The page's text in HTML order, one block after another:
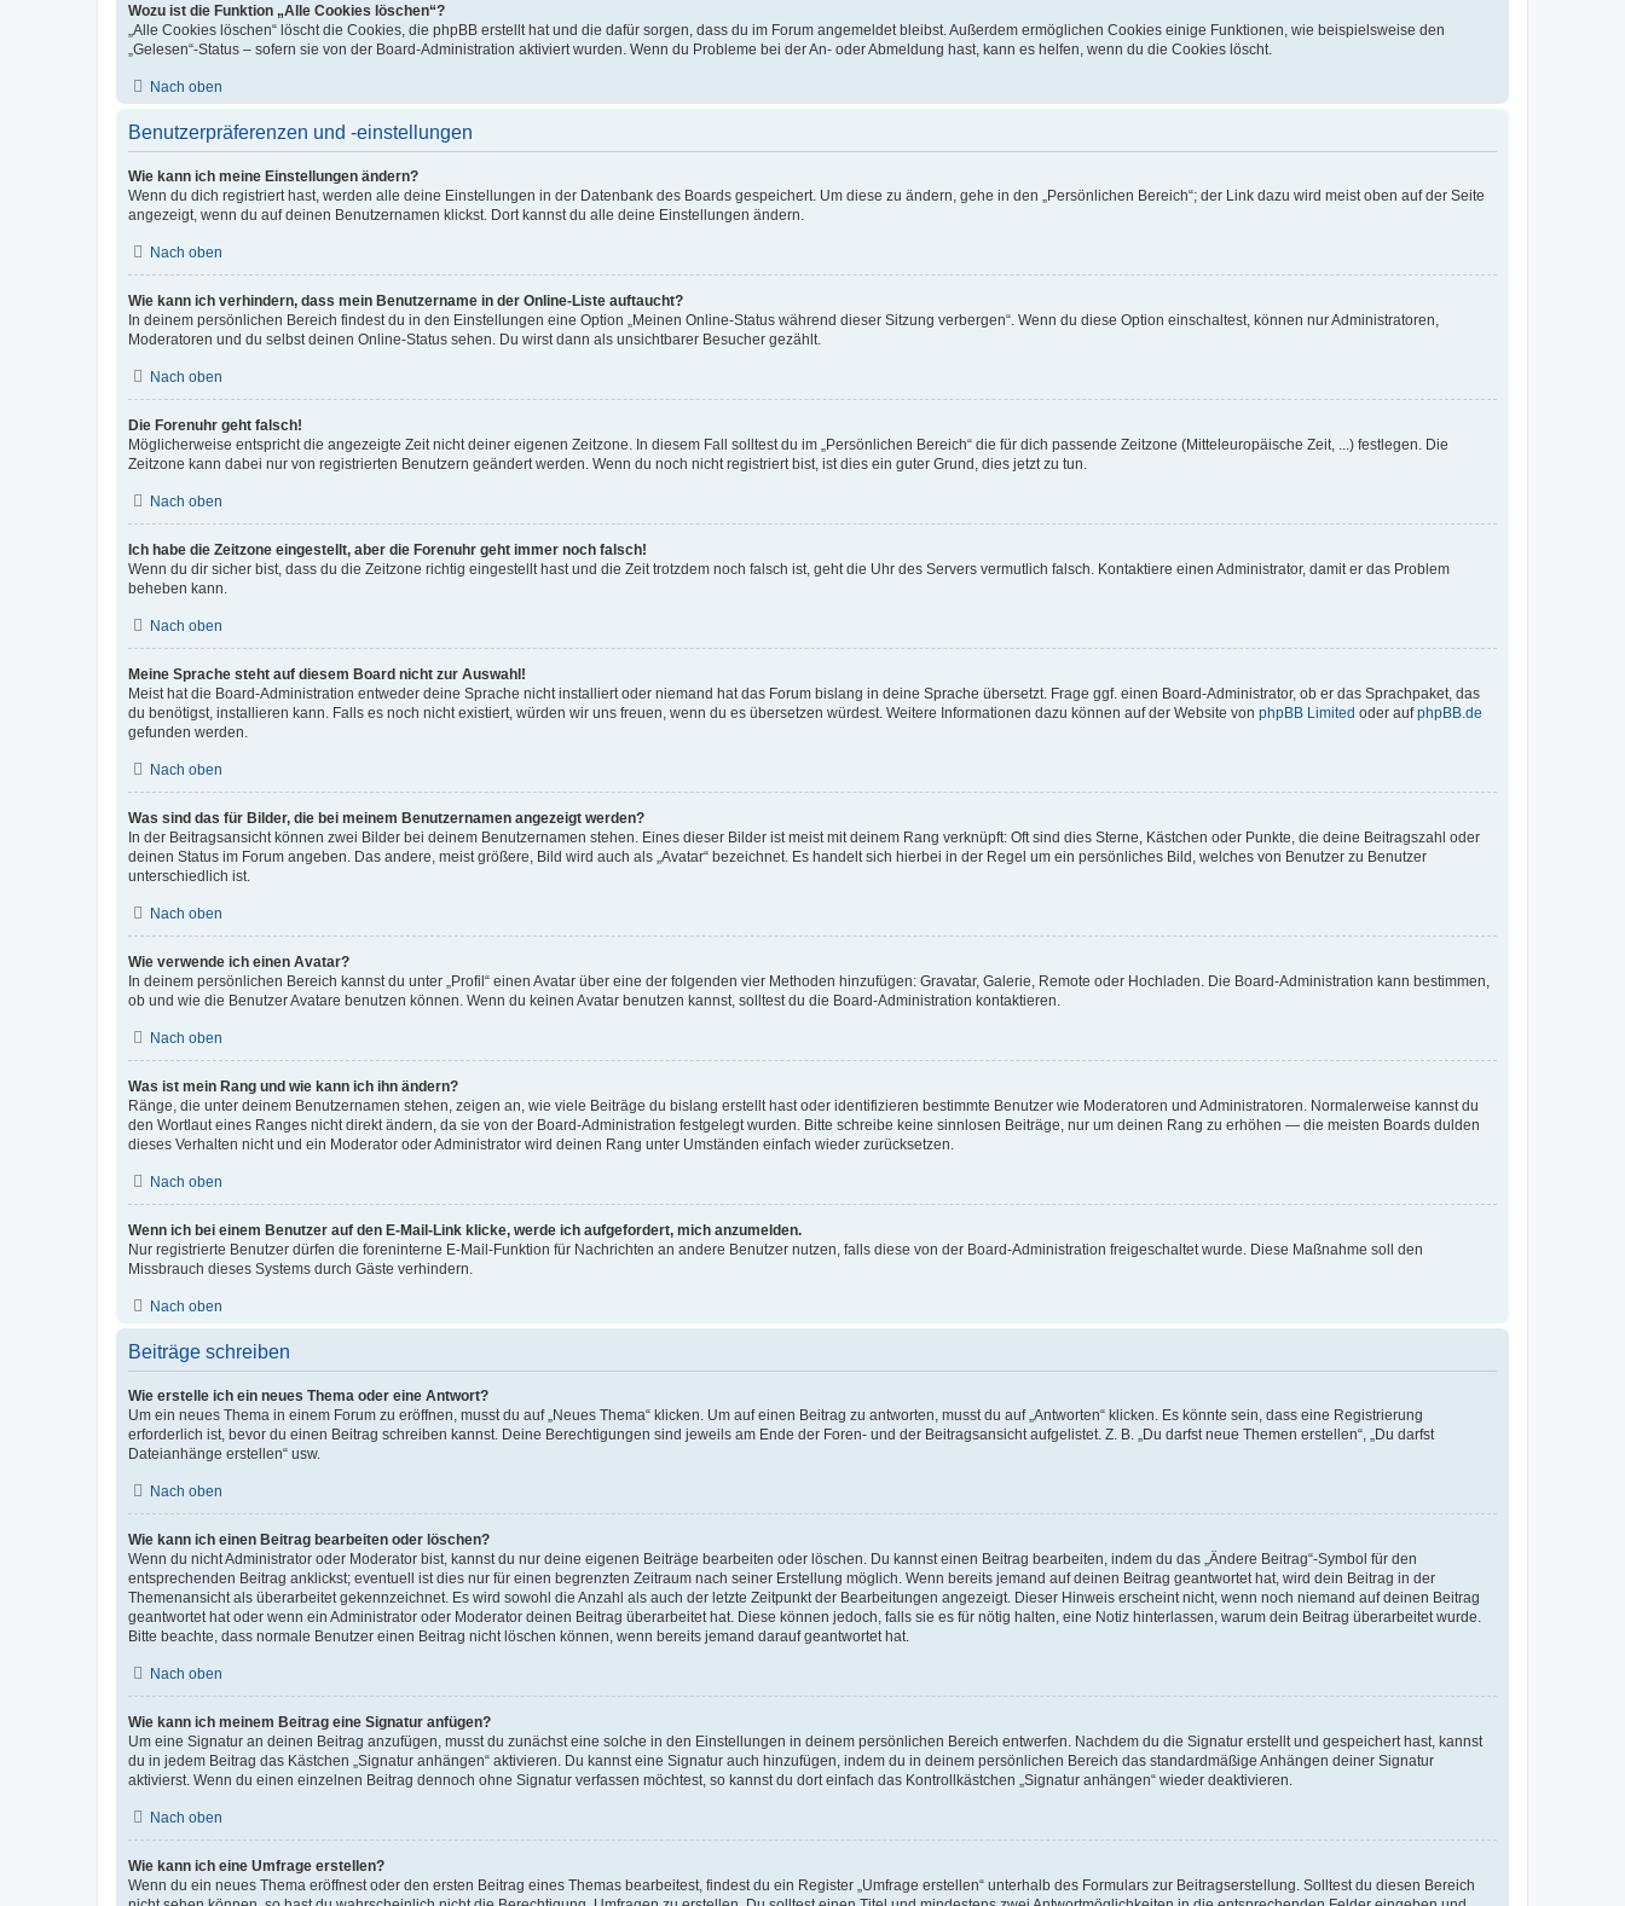
Wozu ist die Funktion „Alle Cookies löschen“?
„Alle Cookies löschen“ löscht die Cookies, die phpBB erstellt hat und die dafür sorgen, dass du im Forum angemeldet bleibst. Außerdem ermöglichen Cookies einige Funktionen, wie beispielsweise den
„Gelesen“-Status – sofern sie von der Board-Administration aktiviert wurden. Wenn du Probleme bei der An- oder Abmeldung hast, kann es helfen, wenn du die Cookies löscht.
Nach oben
Benutzerpräferenzen und -einstellungen
Wie kann ich meine Einstellungen ändern?
Wenn du dich registriert hast, werden alle deine Einstellungen in der Datenbank des Boards gespeichert. Um diese zu ändern, gehe in den „Persönlichen Bereich“; der Link dazu wird meist oben auf der Seite
angezeigt, wenn du auf deinen Benutzernamen klickst. Dort kannst du alle deine Einstellungen ändern.
Nach oben
Wie kann ich verhindern, dass mein Benutzername in der Online-Liste auftaucht?
In deinem persönlichen Bereich findest du in den Einstellungen eine Option „Meinen Online-Status während dieser Sitzung verbergen“. Wenn du diese Option einschaltest, können nur Administratoren,
Moderatoren und du selbst deinen Online-Status sehen. Du wirst dann als unsichtbarer Besucher gezählt.
Nach oben
Die Forenuhr geht falsch!
Möglicherweise entspricht die angezeigte Zeit nicht deiner eigenen Zeitzone. In diesem Fall solltest du im „Persönlichen Bereich“ die für dich passende Zeitzone (Mitteleuropäische Zeit, ...) festlegen. Die
Zeitzone kann dabei nur von registrierten Benutzern geändert werden. Wenn du noch nicht registriert bist, ist dies ein guter Grund, dies jetzt zu tun.
Nach oben
Ich habe die Zeitzone eingestellt, aber die Forenuhr geht immer noch falsch!
Wenn du dir sicher bist, dass du die Zeitzone richtig eingestellt hast und die Zeit trotzdem noch falsch ist, geht die Uhr des Servers vermutlich falsch. Kontaktiere einen Administrator, damit er das Problem
beheben kann.
Nach oben
Meine Sprache steht auf diesem Board nicht zur Auswahl!
Meist hat die Board-Administration entweder deine Sprache nicht installiert oder niemand hat das Forum bislang in deine Sprache übersetzt. Frage ggf. einen Board-Administrator, ob er das Sprachpaket, das
du benötigst, installieren kann. Falls es noch nicht existiert, würden wir uns freuen, wenn du es übersetzen würdest. Weitere Informationen dazu können auf der Website von phpBB Limited oder aufphpBB.de
gefunden werden.
Nach oben
Was sind das für Bilder, die bei meinem Benutzernamen angezeigt werden?
In der Beitragsansicht können zwei Bilder bei deinem Benutzernamen stehen. Eines dieser Bilder ist meist mit deinem Rang verknüpft: Oft sind dies Sterne, Kästchen oder Punkte, die deine Beitragszahl oder
deinen Status im Forum angeben. Das andere, meist größere, Bild wird auch als „Avatar“ bezeichnet. Es handelt sich hierbei in der Regel um ein persönliches Bild, welches von Benutzer zu Benutzer
unterschiedlich ist.
Nach oben
Wie verwende ich einen Avatar?
In deinem persönlichen Bereich kannst du unter „Profil“ einen Avatar über eine der folgenden vier Methoden hinzufügen: Gravatar, Galerie, Remote oder Hochladen. Die Board-Administration kann bestimmen,
ob und wie die Benutzer Avatare benutzen können. Wenn du keinen Avatar benutzen kannst, solltest du die Board-Administration kontaktieren.
Nach oben
Was ist mein Rang und wie kann ich ihn ändern?
Ränge, die unter deinem Benutzernamen stehen, zeigen an, wie viele Beiträge du bislang erstellt hast oder identifizieren bestimmte Benutzer wie Moderatoren und Administratoren. Normalerweise kannst du
den Wortlaut eines Ranges nicht direkt ändern, da sie von der Board-Administration festgelegt wurden. Bitte schreibe keine sinnlosen Beiträge, nur um deinen Rang zu erhöhen — die meisten Boards dulden
dieses Verhalten nicht und ein Moderator oder Administrator wird deinen Rang unter Umständen einfach wieder zurücksetzen.
Nach oben
Wenn ich bei einem Benutzer auf den E-Mail-Link klicke, werde ich aufgefordert, mich anzumelden.
Nur registrierte Benutzer dürfen die foreninterne E-Mail-Funktion für Nachrichten an andere Benutzer nutzen, falls diese von der Board-Administration freigeschaltet wurde. Diese Maßnahme soll den
Missbrauch dieses Systems durch Gäste verhindern.
Nach oben
Beiträge schreiben
Wie erstelle ich ein neues Thema oder eine Antwort?
Um ein neues Thema in einem Forum zu eröffnen, musst du auf „Neues Thema“ klicken. Um auf einen Beitrag zu antworten, musst du auf „Antworten“ klicken. Es könnte sein, dass eine Registrierung
erforderlich ist, bevor du einen Beitrag schreiben kannst. Deine Berechtigungen sind jeweils am Ende der Foren- und der Beitragsansicht aufgelistet. Z. B. „Du darfst neue Themen erstellen“, „Du darfst
Dateianhänge erstellen“ usw.
Nach oben
Wie kann ich einen Beitrag bearbeiten oder löschen?
Wenn du nicht Administrator oder Moderator bist, kannst du nur deine eigenen Beiträge bearbeiten oder löschen. Du kannst einen Beitrag bearbeiten, indem du das „Ändere Beitrag“-Symbol für den
entsprechenden Beitrag anklickst; eventuell ist dies nur für einen begrenzten Zeitraum nach seiner Erstellung möglich. Wenn bereits jemand auf deinen Beitrag geantwortet hat, wird dein Beitrag in der
Themenansicht als überarbeitet gekennzeichnet. Es wird sowohl die Anzahl als auch der letzte Zeitpunkt der Bearbeitungen angezeigt. Dieser Hinweis erscheint nicht, wenn noch niemand auf deinen Beitrag
geantwortet hat oder wenn ein Administrator oder Moderator deinen Beitrag überarbeitet hat. Diese können jedoch, falls sie es für nötig halten, eine Notiz hinterlassen, warum dein Beitrag überarbeitet wurde.
Bitte beachte, dass normale Benutzer einen Beitrag nicht löschen können, wenn bereits jemand darauf geantwortet hat.
Nach oben
Wie kann ich meinem Beitrag eine Signatur anfügen?
Um eine Signatur an deinen Beitrag anzufügen, musst du zunächst eine solche in den Einstellungen in deinem persönlichen Bereich entwerfen. Nachdem du die Signatur erstellt und gespeichert hast, kannst
du in jedem Beitrag das Kästchen „Signatur anhängen“ aktivieren. Du kannst eine Signatur auch hinzufügen, indem du in deinem persönlichen Bereich das standardmäßige Anhängen deiner Signatur
aktivierst. Wenn du einen einzelnen Beitrag dennoch ohne Signatur verfassen möchtest, so kannst du dort einfach das Kontrollkästchen „Signatur anhängen“ wieder deaktivieren.
Nach oben
Wie kann ich eine Umfrage erstellen?
Wenn du ein neues Thema eröffnest oder den ersten Beitrag eines Themas bearbeitest, findest du ein Register „Umfrage erstellen“ unterhalb des Formulars zur Beitragserstellung. Solltest du diesen Bereich